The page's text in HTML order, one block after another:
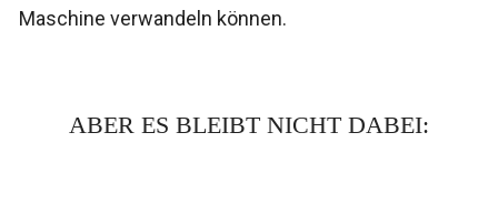
Maschine verwandeln können.
ABER ES BLEIBT NICHT DABEI: